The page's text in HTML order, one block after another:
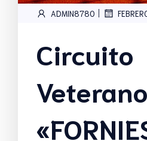
ADMIN8780 |
Circuito